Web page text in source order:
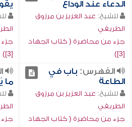
الدعاء عند الوداع
للشيخ: عبد العزيز بن مرزوق
الطريفي
جزء من محاضرة ( كتاب الجهاد
[3])
[3])
الفهرس: باب في
الطاعة
للشيخ: عبد العزيز بن مرزوق
الطريفي
جزء من محاضرة ( كتاب الجهاد
ما